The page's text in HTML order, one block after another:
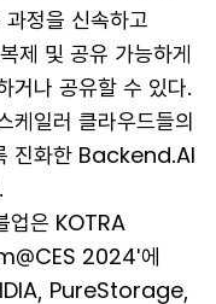
정을 신속하고
제 및 공유 가능하게
거나 공유할 수 있다.
케일러 클라우드들의
진화한 Backend.AI
업은 KOTRA
2024'에
PureStorage,